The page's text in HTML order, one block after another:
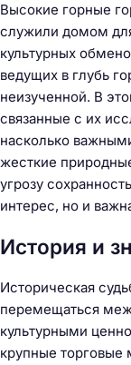
Высокие горные
служили домом
культурных
ведущих в глубь
неизученной. В
связанные с их
насколько
жесткие
угрозу
интерес, но и
История и
Историческая
перемещаться
культурными
крупные